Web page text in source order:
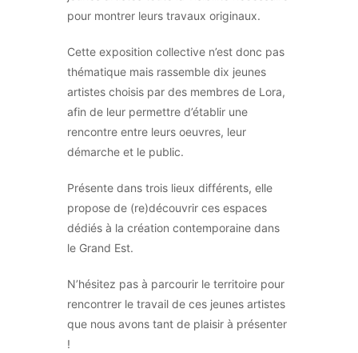
pour montrer leurs travaux originaux.
Cette exposition collective n’est donc pas
thématique mais rassemble dix jeunes
artistes choisis par des membres de Lora,
afin de leur permettre d’établir une
rencontre entre leurs oeuvres, leur
démarche et le public.
Présente dans trois lieux différents, elle
propose de (re)découvrir ces espaces
dédiés à la création contemporaine dans
le Grand Est.
N’hésitez pas à parcourir le territoire pour
rencontrer le travail de ces jeunes artistes
que nous avons tant de plaisir à présenter
!